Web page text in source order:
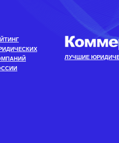
ЛУЧШИЕ